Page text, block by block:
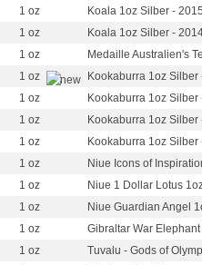
1 oz
Koala 1oz Silber -
1 oz
Koala 1oz Silber -
1 oz
Medaille Australien's
1 oz
Kookaburra 1oz
1 oz
Kookaburra 1oz Silber
1 oz
Kookaburra 1oz Silber
1 oz
Kookaburra 1oz Silber
1 oz
Niue Icons of
1 oz
Niue 1 Dollar Lotus
1 oz
Niue Guardian Angel
1 oz
Gibraltar War
1 oz
Tuvalu - Gods of